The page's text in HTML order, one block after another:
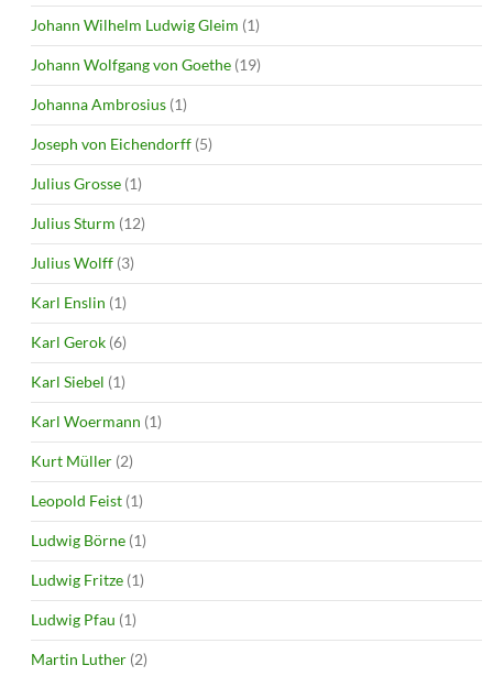
Johann Wilhelm Ludwig Gleim (1)
Johann Wolfgang von Goethe (19)
Johanna Ambrosius (1)
Joseph von Eichendorff (5)
Julius Grosse (1)
Julius Sturm (12)
Julius Wolff (3)
Karl Enslin (1)
Karl Gerok (6)
Karl Siebel (1)
Karl Woermann (1)
Kurt Müller (2)
Leopold Feist (1)
Ludwig Börne (1)
Ludwig Fritze (1)
Ludwig Pfau (1)
Martin Luther (2)